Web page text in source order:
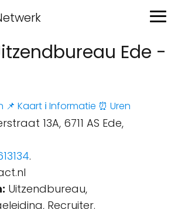
Ede -
📌 Kaart ℹ️ Informatie ⏰ Uren
13A, 6711 AS Ede,
.
Uitzendbureau,
Recruiter.